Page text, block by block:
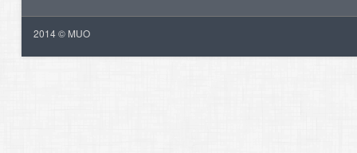
2014 © MUO